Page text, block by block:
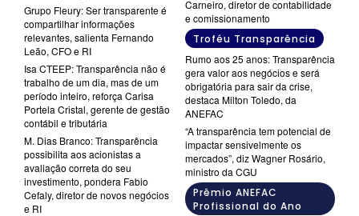
Grupo Fleury: Ser transparente é
compartilhar informações
relevantes, salienta Fernando
Leão, CFO e RI
Isa CTEEP: Transparência não é
trabalho de um dia, mas de um
período inteiro, reforça Carisa
Portela Cristal, gerente de gestão
contábil e tributária
M. Dias Branco: Transparência
possibilita aos acionistas a
avaliação correta do seu
investimento, pondera Fabio
Cefaly, diretor de novos negócios
e RI
Carneiro, diretor de contabilidade
e comissionamento
Troféu Transparência
Rumo aos 25 anos: Transparência
gera valor aos negócios e será
obrigatória para sair da crise,
destaca Milton Toledo, da
ANEFAC
“A transparência tem potencial de
impactar sensivelmente os
mercados”, diz Wagner Rosário,
ministro da CGU
Prêmio ANEFAC
Profissional do Ano